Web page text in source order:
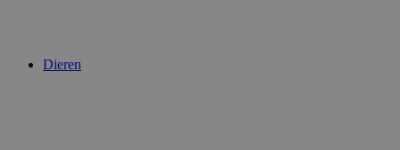
Dieren